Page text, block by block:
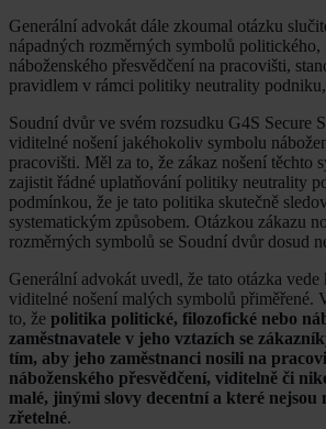
Generální advokát dále zkoumal otázku
nápadných rozměrných symbolů
náboženského přesvědčení na pracovišti,
pravidlem v rámci politiky neutrality
Soudní dvůr ve svém rozsudku G4S Secure
viditelné nošení jakéhokoliv symbolu
pracovišti. Měl za to, že zákaz nošení těchto
zajistit řádné uplatňování politiky neutrality
podmínkou, že je tato politika skutečně
systematickým způsobem. Otázkou zákazu
rozměrných symbolů se Soudní dvůr dosud
Generální advokát uvedl, že tato otázka
viditelné nošení malých symbolů přiměřené.
to, že politika politické, filozofické nebo
zaměstnavatele v jeho vztazích se
tím, aby jeho zaměstnanci nosili na
náboženského přesvědčení, viditelně či
malé, jinými slovy decentní a které nejsou
zřetelné.